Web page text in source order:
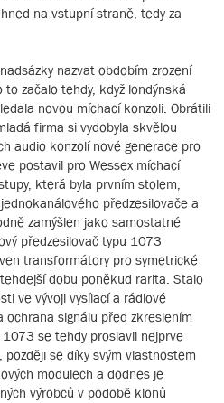
na vstupní straně, tedy za
nazvat obdobím zrození
začalo tehdy, když londýnská
novou míchací konzoli. Obrátili
firma si vydobyla skvělou
audio konzolí nové generace pro
postavil pro Wessex míchací
která byla prvním stolem,
předzesilovače a
zamýšlen jako samostatné
předzesilovač typu 1073
transformátory pro symetrické
dobu poněkud rarita. Stalo
ve vývoji vysílací a rádiové
ochrana signálu před zkreslením
se tehdy proslavil nejprve
se díky svým vlastnostem
modulech a dodnes je
výrobců v podobě klonů